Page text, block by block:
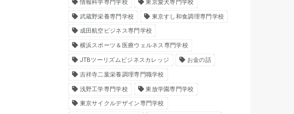
情報科学専門学校 東京愛犬専門学校
武蔵野栄養専門学校 東京すし和食調理専門学校
成田航空ビジネス専門学校
横浜スポーツ＆医療ウェルネス専門学校
JTBツーリズムビジネスカレッジ お金の話
吉祥寺二葉栄養調理専門職学校
浅野工学専門学校 東放学園専門学校
東京サイクルデザイン専門学校